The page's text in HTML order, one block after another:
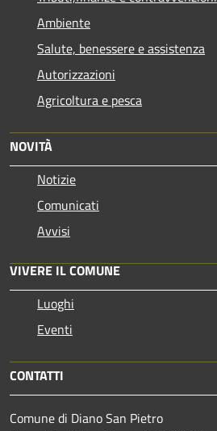
Ambiente
Salute, benessere e assistenza
Autorizzazioni
Agricoltura e pesca
NOVITÀ
Notizie
Comunicati
Avvisi
VIVERE IL COMUNE
Luoghi
Eventi
CONTATTI
Comune di Diano San Pietro